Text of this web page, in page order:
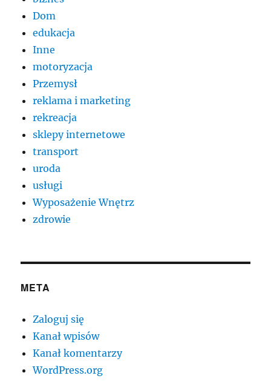
Dom
edukacja
Inne
motoryzacja
Przemysł
reklama i marketing
rekreacja
sklepy internetowe
transport
uroda
usługi
Wyposażenie Wnętrz
zdrowie
META
Zaloguj się
Kanał wpisów
Kanał komentarzy
WordPress.org